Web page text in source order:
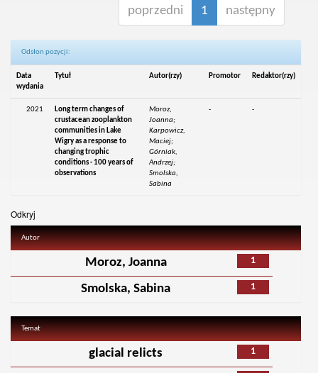
poprzedni 1 następny
Odsłon pozycji:
Data
wydania
Tytuł Autor(rzy) Promotor Redaktor(rzy)
2021
Long term changes of
crustacean zooplankton
communities in Lake
Wigry as a response to
changing trophic
conditions - 100 years of
observations
Moroz,
Joanna;
Karpowicz,
Maciej;
Górniak,
Andrzej;
Smolska,
Sabina
- -
Odkryj
Autor
1
Moroz, Joanna
1
Smolska, Sabina
Temat
1
glacial relicts